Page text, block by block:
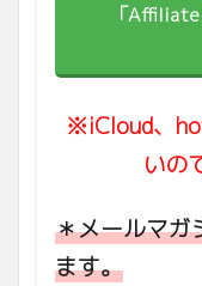
「
※iCloud、
いの
＊メールマガ
ます。